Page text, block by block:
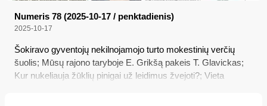
Numeris 78 (2025-10-17 / penktadienis)
2025-10-17
Šokiravo gyventojų nekilnojamojo turto mokestinių verčių
šuolis; Mūsų rajono taryboje E. Grikšą pakeis T. Glavickas;
Kur nukeliauja žūklių pinigai už leidimus žvejoti?; Vieta